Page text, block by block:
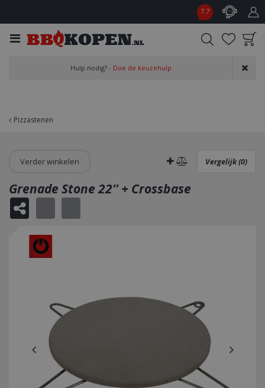
Pizzastenen
7.7
aan wensenlijst
Hulp nodig? - Doe de keuzehulp
Verder winkelen Vergelijk (0)
Grenade Stone 22'' + Crossbase